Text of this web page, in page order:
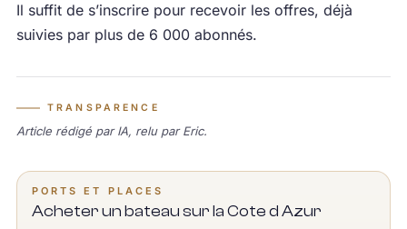
Il suffit de s’inscrire pour recevoir les offres, déjà
suivies par plus de 6 000 abonnés.
TRANSPARENCE
Article rédigé par IA, relu par Eric.
PORTS ET PLACES
Acheter un bateau sur la Cote d Azur